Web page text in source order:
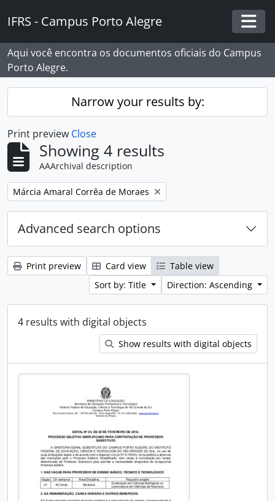
IFRS - Campus Porto Alegre
Aqui você encontra os documentos oficiais do Campus
Porto Alegre.
Narrow your results by:
Print preview Close
Showing 4 results
AAArchival description
Remove filter:
Márcia Amaral Corrêa de Moraes
Advanced search options
Print preview Card view
Table view
Sort by: Title
Direction: Ascending
4 results with digital objects
Show results with digital objects